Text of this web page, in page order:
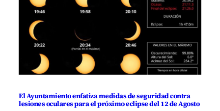
El Ayuntamiento enfatiza medidas de seguridad contra
lesiones oculares para el próximo eclipse del 12 de Agosto